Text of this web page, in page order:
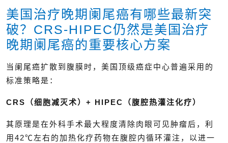
美国治疗晚期阑尾癌有哪些最新突
破？CRS-HIPEC仍然是美国治疗
晚期阑尾癌的重要核心方案
当阑尾癌扩散到腹膜时，美国顶级癌症中心普遍采用的
标准策略是：
CRS（细胞减灭术）+ HIPEC（腹腔热灌注化疗）
其原理是在外科手术最大程度清除肉眼可见肿瘤后，利
用42℃左右的加热化疗药物在腹腔内循环灌注，以进一